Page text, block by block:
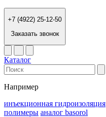
+7 (4922) 25-12-50
Заказать звонок
Каталог
Например
инъекционная гидроизоляция
полимеры аналог basorol